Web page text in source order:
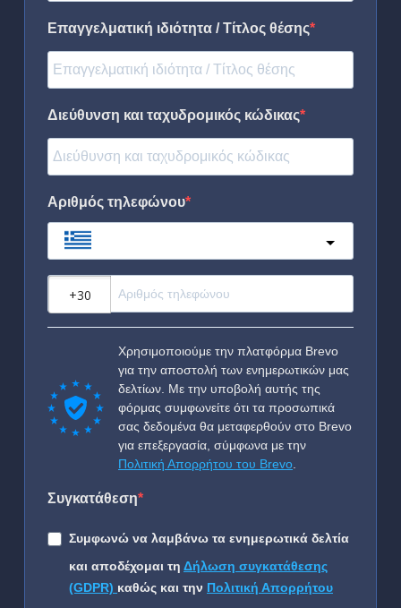
Επαγγελματική ιδιότητα / Τίτλος θέσης
Διεύθυνση και ταχυδρομικός κώδικας
Αριθμός τηλεφώνου
Χρησιμοποιούμε την πλατφόρμα Brevo
για την αποστολή των ενημερωτικών μας
δελτίων. Με την υποβολή αυτής της
φόρμας συμφωνείτε ότι τα προσωπικά
σας δεδομένα θα μεταφερθούν στο Brevo
για επεξεργασία, σύμφωνα με την
Πολιτική Απορρήτου του Brevo
Συγκατάθεση
Συμφωνώ να λαμβάνω τα ενημερωτικά δελτία
και αποδέχομαι τη Δήλωση συγκατάθεσης
(GDPR) καθώς και την Πολιτική Απορρήτου